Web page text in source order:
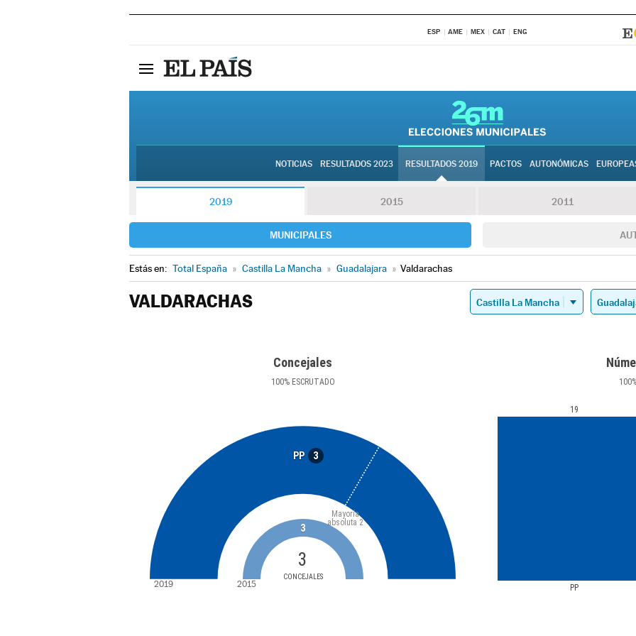
ESP AME MEX CAT ENG
NOTICIAS RESULTADOS 2023 RESULTADOS 2019 PACTOS AUTONÓMICAS
2019 2015 2011
MUNICIPALES
Estás en: Total España » Castilla La Mancha » Guadalajara » Valdarachas
VALDARACHAS
Concejales
100%ESCRUTADO
PP 3
3
CONCEJALES
Mayoría
absoluta 2
3
2019 2015
100
PP
19